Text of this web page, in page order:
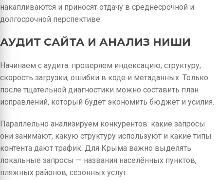
накапливаются и приносят отдачу в среднесрочной и
долгосрочной перспективе.
АУДИТ САЙТА И АНАЛИЗ НИШИ
Начинаем с аудита: проверяем индексацию, структуру,
скорость загрузки, ошибки в коде и метаданных. Только
после тщательной диагностики можно составить план
исправлений, который будет экономить бюджет и усилия.
Параллельно анализируем конкурентов: какие запросы
они занимают, какую структуру используют и какие типы
контента дают трафик. Для Крыма важно выделять
локальные запросы — названия населённых пунктов,
пляжных районов, сезонных услуг.